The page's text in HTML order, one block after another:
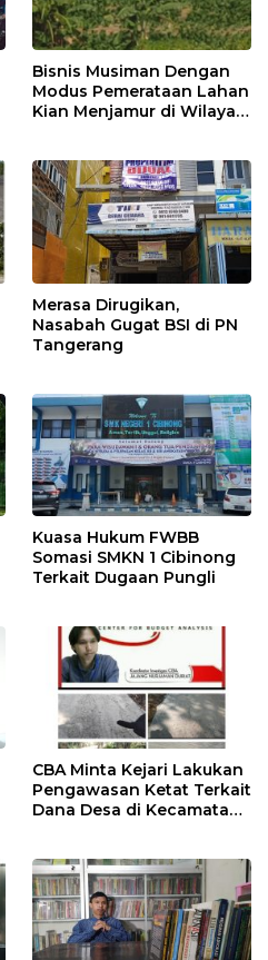
Bisnis Musiman Dengan
Modus Pemerataan Lahan
Kian Menjamur di Wilayah
Merasa Dirugikan,
Nasabah Gugat BSI di PN
Tangerang
Kuasa Hukum FWBB
Somasi SMKN 1 Cibinong
Terkait Dugaan Pungli
CBA Minta Kejari Lakukan
Pengawasan Ketat Terkait
Dana Desa di Kecamatan